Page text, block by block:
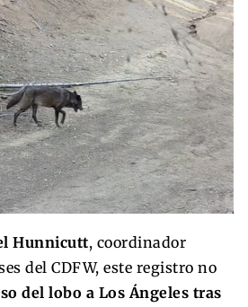
Hunnicutt, coordinador
del CDFW, este registro no
del lobo a Los Ángeles tras